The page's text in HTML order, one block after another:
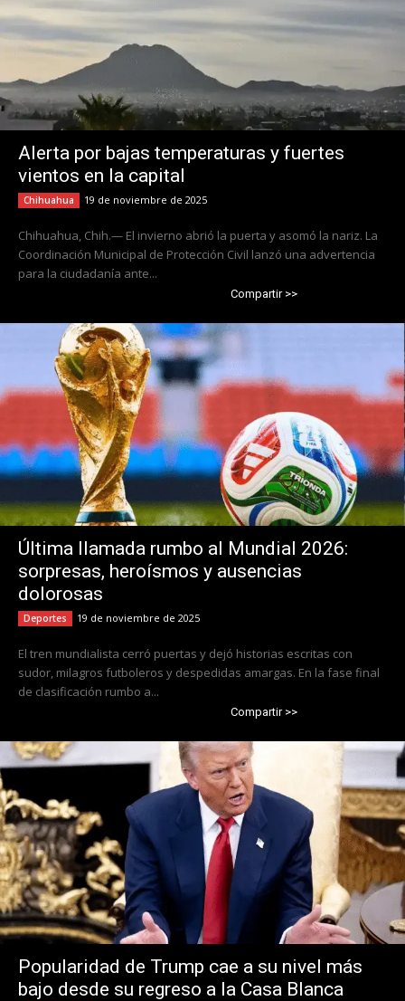
Alerta por bajas temperaturas y fuertes
vientos en la capital
Chihuahua 19 de noviembre de 2025
Chihuahua, Chih.— El invierno abrió la puerta y asomó la nariz. La
Coordinación Municipal de Protección Civil lanzó una advertencia
para la ciudadanía ante...
Compartir >>
Última llamada rumbo al Mundial 2026:
sorpresas, heroísmos y ausencias
dolorosas
Deportes 19 de noviembre de 2025
El tren mundialista cerró puertas y dejó historias escritas con
sudor, milagros futboleros y despedidas amargas. En la fase final
de clasificación rumbo a...
Compartir >>
Popularidad de Trump cae a su nivel más
bajo desde su regreso a la Casa Blanca